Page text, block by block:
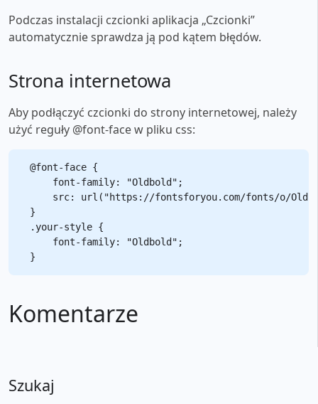
Podczas instalacji czcionki aplikacja „Czcionki”
automatycznie sprawdza ją pod kątem błędów.
Strona internetowa
Aby podłączyć czcionki do strony internetowej, należy
użyć reguły @font-face w pliku css:
@font-face {
    font-family: "Oldbold";
src: url("https://fontsforyou.com/fonts/o/
}
.your-style {
    font-family: "Oldbold";
Komentarze
Szukaj